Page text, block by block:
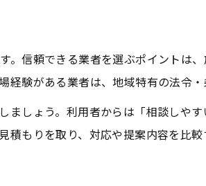
現場調査から施工までの消防設備改良
消防設備改良工事で重視される管理体
堺市南区での消防設備改修現場の流れ
消防設備改良工事後の点検とメンテナ
。信頼できる業者を選ぶポイントは
験がある業者は、地域特有の法令
ましょう。利用者からは「相談しや
もりを取り、対応や提案内容を比較